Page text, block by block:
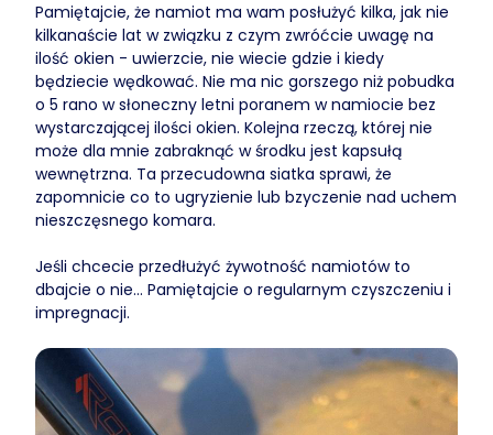
Pamiętajcie, że namiot ma wam posłużyć kilka, jak nie
kilkanaście lat w związku z czym zwróćcie uwagę na
ilość okien - uwierzcie, nie wiecie gdzie i kiedy
będziecie wędkować. Nie ma nic gorszego niż pobudka
o 5 rano w słoneczny letni poranem w namiocie bez
wystarczającej ilości okien. Kolejna rzeczą, której nie
może dla mnie zabraknąć w środku jest kapsułą
wewnętrzna. Ta przecudowna siatka sprawi, że
zapomnicie co to ugryzienie lub bzyczenie nad uchem
nieszczęsnego komara.
Jeśli chcecie przedłużyć żywotność namiotów to
dbajcie o nie... Pamiętajcie o regularnym czyszczeniu i
impregnacji.